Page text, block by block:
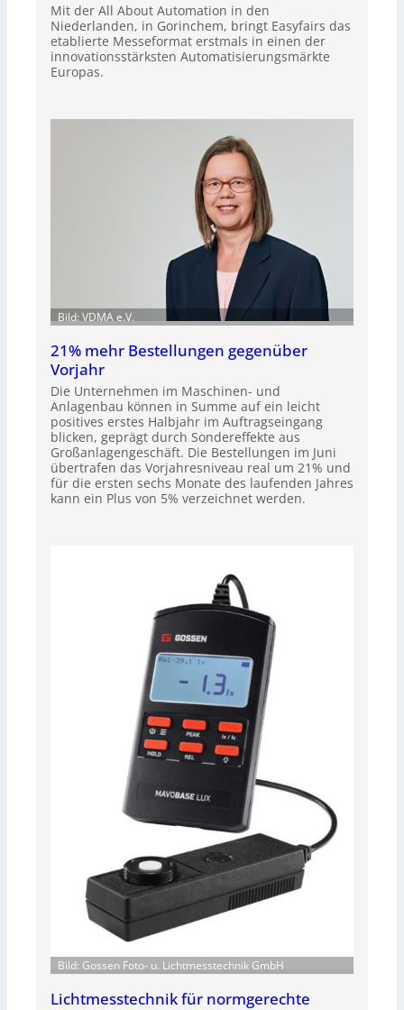
Mit der All About Automation in den
Niederlanden, in Gorinchem, bringt Easyfairs das
etablierte Messeformat erstmals in einen der
innovationsstärksten Automatisierungsmärkte
Europas.
Bild: VDMA e.V.
21% mehr Bestellungen gegenüber
Vorjahr
Die Unternehmen im Maschinen- und
Anlagenbau können in Summe auf ein leicht
positives erstes Halbjahr im Auftragseingang
blicken, geprägt durch Sondereffekte aus
Großanlagengeschäft. Die Bestellungen im Juni
übertrafen das Vorjahresniveau real um 21% und
für die ersten sechs Monate des laufenden Jahres
kann ein Plus von 5% verzeichnet werden.
Bild: Gossen Foto- u. Lichtmesstechnik GmbH
Lichtmesstechnik für normgerechte